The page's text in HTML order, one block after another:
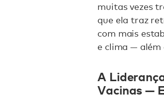
muitas vezes
que ela traz
com mais
e clima — além
A
Vacinas —